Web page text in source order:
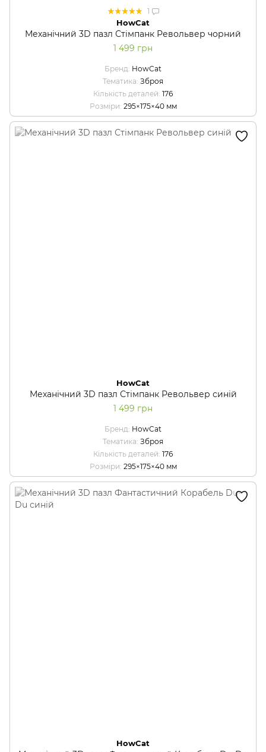
1
HowCat
Механічний 3D пазл Стімпанк Револьвер чорний
1 499 грн
Бренд HowCat
Тематика Зброя
Кількість деталей 176
Розміри 295×175×40 мм
HowCat
Механічний 3D пазл Стімпанк Револьвер синій
1 499 грн
Бренд HowCat
Тематика Зброя
Кількість деталей 176
Розміри 295×175×40 мм
HowCat